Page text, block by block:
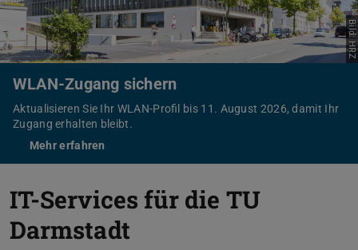
Bild: HRZ
WLAN-Zugang sichern
Aktualisieren Sie Ihr WLAN-Profil bis 11. August 2026, damit Ihr
Zugang erhalten bleibt.
Mehr erfahren
IT-Services für die TU
Darmstadt